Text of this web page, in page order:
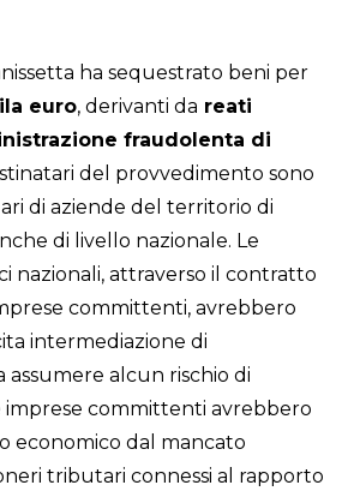
ha sequestrato beni per
euro, derivanti da reati
fraudolenta di
del provvedimento sono
di aziende del territorio di
di livello nazionale. Le
nazionali, attraverso il contratto
committenti, avrebbero
intermediazione di
assumere alcun rischio di
imprese committenti avrebbero
economico dal mancato
tributari connessi al rapporto